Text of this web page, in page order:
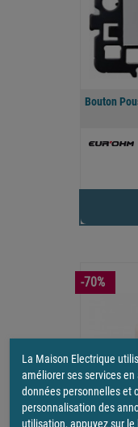
Bouton
-70%
La Maison Electrique
améliorer ses services
données personnelles et
personnalisation des
utilisation, appuyez sur le